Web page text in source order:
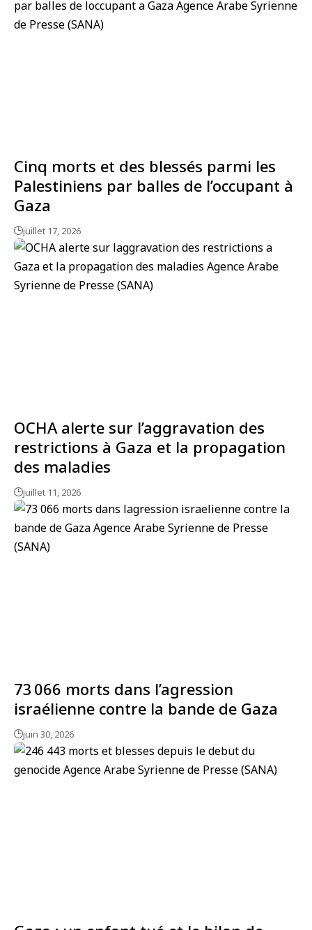
Cinq morts et des blessés parmi les
Palestiniens par balles de l’occupant à
Gaza
juillet 17, 2026
OCHA alerte sur l’aggravation des
restrictions à Gaza et la propagation
des maladies
juillet 11, 2026
73 066 morts dans l’agression
israélienne contre la bande de Gaza
juin 30, 2026